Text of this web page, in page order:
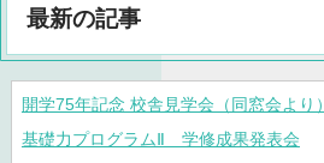
最新の記事
開学75年記念 校舎見学会（同窓会より）
基礎力プログラムⅡ 学修成果発表会